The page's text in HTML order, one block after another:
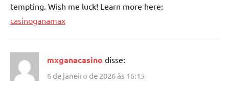
tempting. Wish me luck! Learn more here:
casinoganamax
mxganacasino disse:
6 de janeiro de 2026 às 16:15